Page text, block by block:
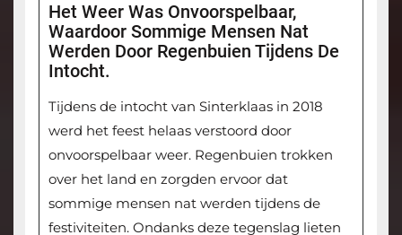
Het Weer Was Onvoorspelbaar,
Waardoor Sommige Mensen Nat
Werden Door Regenbuien Tijdens De
Intocht.
Tijdens de intocht van Sinterklaas in 2018
werd het feest helaas verstoord door
onvoorspelbaar weer. Regenbuien trokken
over het land en zorgden ervoor dat
sommige mensen nat werden tijdens de
festiviteiten. Ondanks deze tegenslag lieten